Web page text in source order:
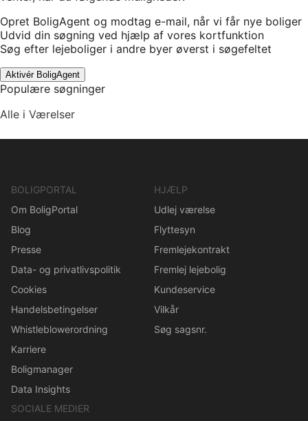
Opret BoligAgent og modtag e-mail, når vi får nye boliger
Udvid din søgning ved hjælp af vores kortfunktion
Søg efter lejeboliger i andre byer øverst i søgefeltet
Aktivér BoligAgent
Populære søgninger
Alle i Værelser
BOLIGPORTAL
Om BoligPortal
Blog
Presse
Data- og privatlivspolitik
Cookies
Handelsbetingelser
Whistleblowerordning
Karriere
Boligmanager
Data Insights
HJÆLP
Udlej værelse
Flyttesyn
Fremlejekontrakt
Fremlej lejebolig
Kundeservice
Vilkår
Søg sagsnr.
SOCIALE MEDIER